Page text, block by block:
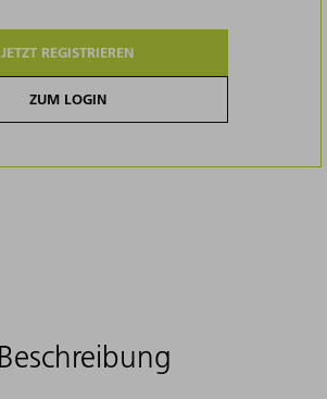
JETZT REGISTRIEREN
ZUM LOGIN
Beschreibung